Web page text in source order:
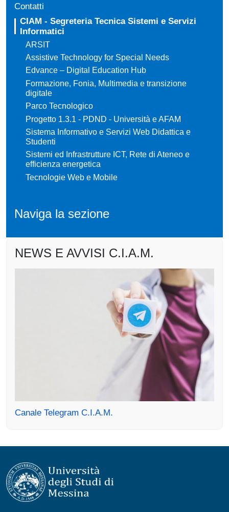
Contatti
CIAM - Segreteria Tecnica Sistemi e Servizi
Informatici
ARSIT
Assistive Technology for Special Needs
Edvance – Digital Education Hub
Formazione, Fonia, Multimedia e transizione
digitale
Parco Tecnologico
Progetto 1.3.1 - PDND - Università e AFAM
Sistema Informativo e Servizi Web Didattica e
Studenti
Sistemi ed Infrastrutture ICT, Rete di Ateneo e
efficienza energetica
Tecnologie Web e Mobile
Naviga la sezione
NEWS E AVVISI C.I.A.M.
Canale Telegram C.I.A.M.